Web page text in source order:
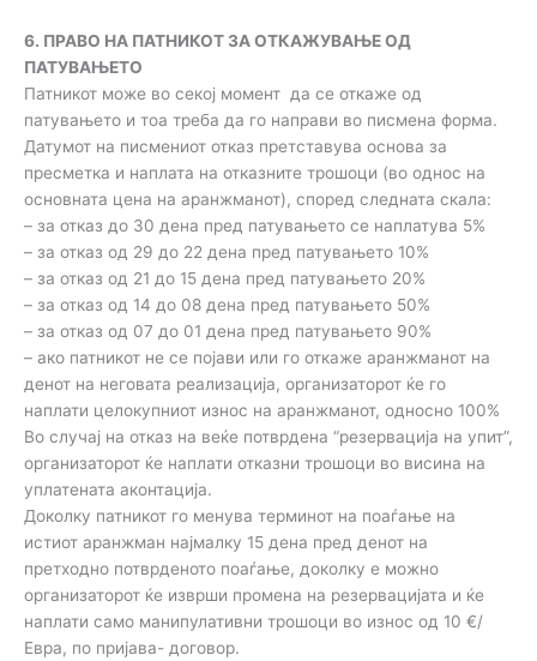
6. ПРАВО НА ПАТНИКОТ ЗА ОТКАЖУВАЊЕ ОД
ПАТУВАЊЕТО
Патникот може во секој момент да се откаже од
патувањето и тоа треба да го направи во писмена форма.
Датумот на писмениот отказ претставува основа за
пресметка и наплата на отказните трошоци (во однос на
основната цена на аранжманот), според следната скала:
– за отказ до 30 дена пред патувањето се наплатува 5%
– за отказ од 29 до 22 дена пред патувањето 10%
– за отказ од 21 до 15 дена пред патувањето 20%
– за отказ од 14 до 08 дена пред патувањето 50%
– за отказ од 07 до 01 дена пред патувањето 90%
– ако патникот не се појави или го откаже аранжманот на
денот на неговата реализација, организаторот ќе го
наплати целокупниот износ на аранжманот, односно 100%
Во случај на отказ на веќе потврдена “резервација на упит”,
организаторот ќе наплати отказни трошоци во висина на
уплатената аконтација.
Доколку патникот го менува терминот на поаѓање на
истиот аранжман најмалку 15 дена пред денот на
претходно потврденото поаѓање, доколку е можно
организаторот ќе изврши промена на резервацијата и ќе
наплати само манипулативни трошоци во износ од 10 €/
Евра, по пријава- договор.